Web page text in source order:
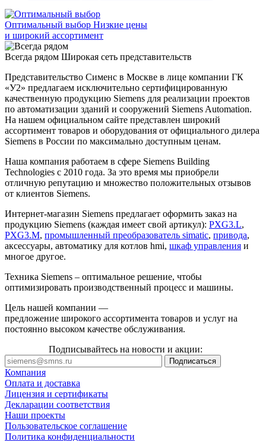
Оптимальный выбор Низкие цены
и широкий ассортимент
Всегда рядом Широкая сеть представительств
Представительство Сименс в Москве в лице компании ГК
«У2» предлагаем исключительно сертифицированную
качественную продукцию Siemens для реализации проектов
по автоматизации зданий и сооружений Siemens Automation.
На нашем официальном сайте представлен широкий
ассортимент товаров и оборудования от официального дилера
Siemens в России по максимально доступным ценам.
Наша компания работаем в сфере Siemens Building
Technologies с 2010 года. За это время мы приобрели
отличную репутацию и множество положительных отзывов
от клиентов Siemens.
Интернет-магазин Siemens предлагает оформить заказ на
продукцию Siemens (каждая имеет свой артикул): PXG3.L,
PXG3.M, промышленный преобразователь simatic, привода,
аксессуары, автоматику для котлов hmi, шкаф управления и
многое другое.
Техника Siemens – оптимальное решение, чтобы
оптимизировать производственный процесс и машины.
Цель нашей компании —
предложение широкого ассортимента товаров и услуг на
постоянно высоком качестве обслуживания.
Подписывайтесь на новости и акции:
Компания
Оплата и доставка
Лицензия и сертификаты
Декларации соответствия
Наши проекты
Пользовательское соглашение
Политика конфиденциальности